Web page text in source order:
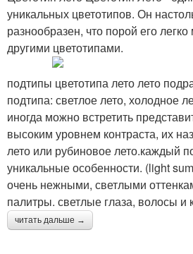
уникальных цветотипов. Он
разнообразен, что порой его
другими цветотипами.
подтипы цветотипа лето лето
подтипа: светлое лето, холодное
иногда можно встретить
высоким уровнем контраста, их
лето или рубиновое лето.каждый
уникальные особенности. (light
очень нежными, светлыми
палитры. светлые глаза, волосы и
читать дальше →